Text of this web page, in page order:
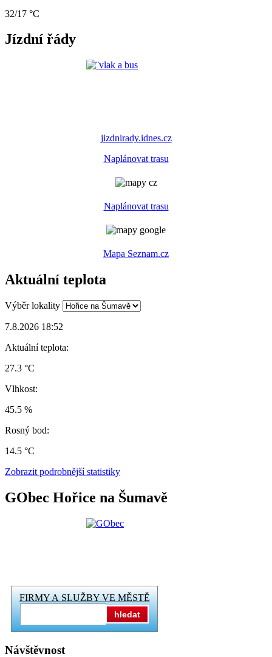
32/17 °C
Jízdní řády
jizdnirady.idnes.cz
Naplánovat trasu
Naplánovat trasu
Mapa Seznam.cz
Aktuální teplota
Výběr lokality
7.8.2026 18:52
Aktuální teplota:
27.3 °C
Vlhkost:
45.5 %
Rosný bod:
14.5 °C
Zobrazit podrobnější statistiky
GObec Hořice na Šumavě
FIRMY A SLUŽBY VE MĚSTĚ
hledat
Návštěvnost